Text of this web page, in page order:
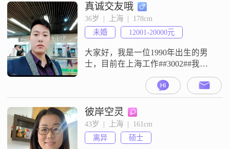
真诚交友哦
36岁  |  上海  |  178cm
未婚
12001-20000元
大家好，我是一位1990年出生的男
士，目前在上海工作##3002##我的
身高是178厘米，月收入在12001到
20000元之间，拥有大学本科学历
##3002##我觉得自己是一个稳重可
靠的人，责任感很强，做事情总是
力求做到最好##3002##在生活中，
我比较成熟稳重，不喜欢过于张
扬，更倾向于安静和踏实的相处方
彼岸空灵
43岁  |  上海  |  161cm
离异
硕士